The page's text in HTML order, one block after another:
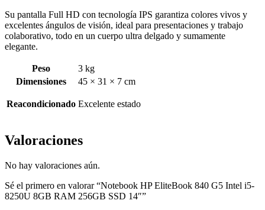
Su pantalla Full HD con tecnología IPS garantiza colores vivos y
excelentes ángulos de visión, ideal para presentaciones y trabajo
colaborativo, todo en un cuerpo ultra delgado y sumamente
elegante.
Peso
3 kg
Dimensiones
45 × 31 × 7 cm
Reacondicionado Excelente estado
Valoraciones
No hay valoraciones aún.
Sé el primero en valorar “Notebook HP EliteBook 840 G5 Intel i5-
8250U 8GB RAM 256GB SSD 14″”